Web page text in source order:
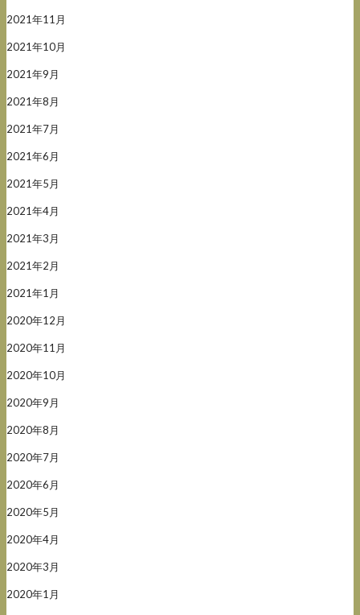
2021年11月
2021年10月
2021年9月
2021年8月
2021年7月
2021年6月
2021年5月
2021年4月
2021年3月
2021年2月
2021年1月
2020年12月
2020年11月
2020年10月
2020年9月
2020年8月
2020年7月
2020年6月
2020年5月
2020年4月
2020年3月
2020年1月